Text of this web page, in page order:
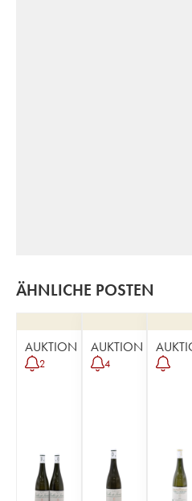
ÄHNLICHE POSTEN
AUKTION
2
AUKTION
4